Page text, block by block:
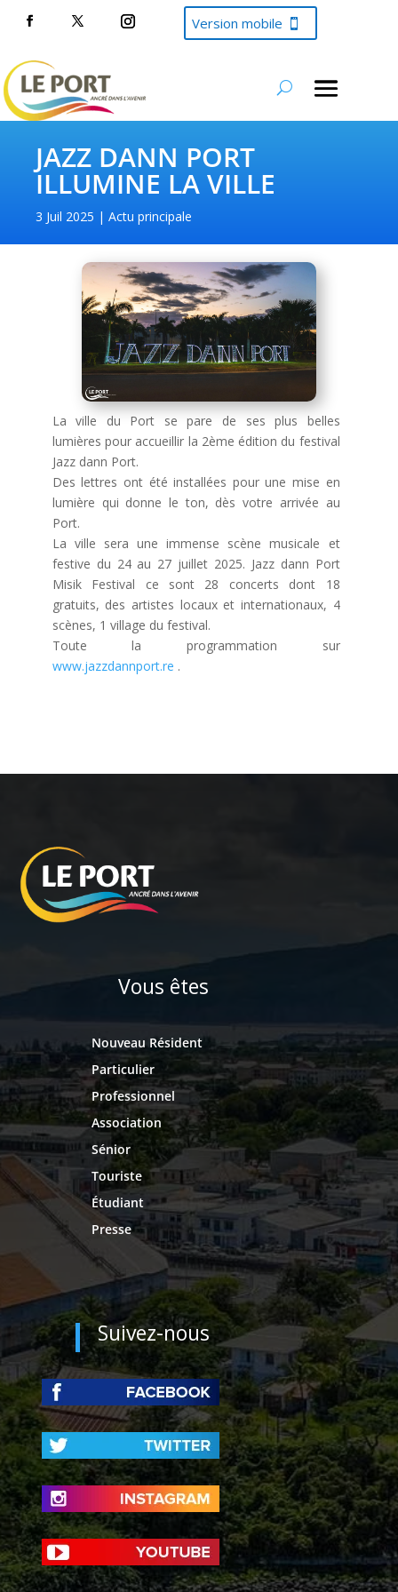
Version mobile
JAZZ DANN PORT
ILLUMINE LA VILLE
3 Juil 2025 Actu principale
La ville du Port se pare de ses plus belles
lumières pour accueillir la 2ème édition du festival
Jazz dann Port.
Des lettres ont été installées pour une mise en
lumière qui donne le ton, dès votre arrivée au
Port.
La ville sera une immense scène musicale et
festive du 24 au 27 juillet 2025. Jazz dann Port
Misik Festival ce sont 28 concerts dont 18
gratuits, des artistes locaux et internationaux, 4
scènes, 1 village du festival.
Toute la programmation sur
www.jazzdannport.re .
Vous êtes
Nouveau Résident
Particulier
Professionnel
Association
Sénior
Touriste
Étudiant
Presse
Suivez-nous